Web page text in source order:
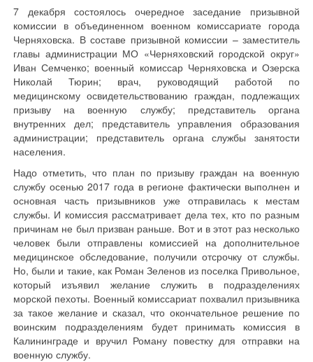
7 декабря состоялось очередное заседание призывной
комиссии в объединенном военном комиссариате города
Черняховска. В составе призывной комиссии – заместитель
главы администрации МО «Черняховский городской округ»
Иван Семченко; военный комиссар Черняховска и Озерска
Николай Тюрин; врач, руководящий работой по
медицинскому освидетельствованию граждан, подлежащих
призыву на военную службу; представитель органа
внутренних дел; представитель управления образования
администрации; представитель органа службы занятости
населения.
Надо отметить, что план по призыву граждан на военную
службу осенью 2017 года в регионе фактически выполнен и
основная часть призывников уже отправилась к местам
службы. И комиссия рассматривает дела тех, кто по разным
причинам не был призван раньше. Вот и в этот раз несколько
человек были отправлены комиссией на дополнительное
медицинское обследование, получили отсрочку от службы.
Но, были и такие, как Роман Зеленов из поселка Привольное,
который изъявил желание служить в подразделениях
морской пехоты. Военный комиссариат похвалил призывника
за такое желание и сказал, что окончательное решение по
воинским подразделениям будет принимать комиссия в
Калининграде и вручил Роману повестку для отправки на
военную службу.